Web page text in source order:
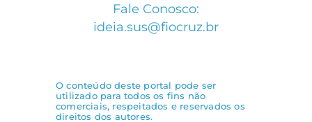
Fale Conosco:
ideia.sus@fiocruz.br
O conteúdo deste portal pode ser
utilizado para todos os fins não
comerciais, respeitados e reservados os
direitos dos autores.